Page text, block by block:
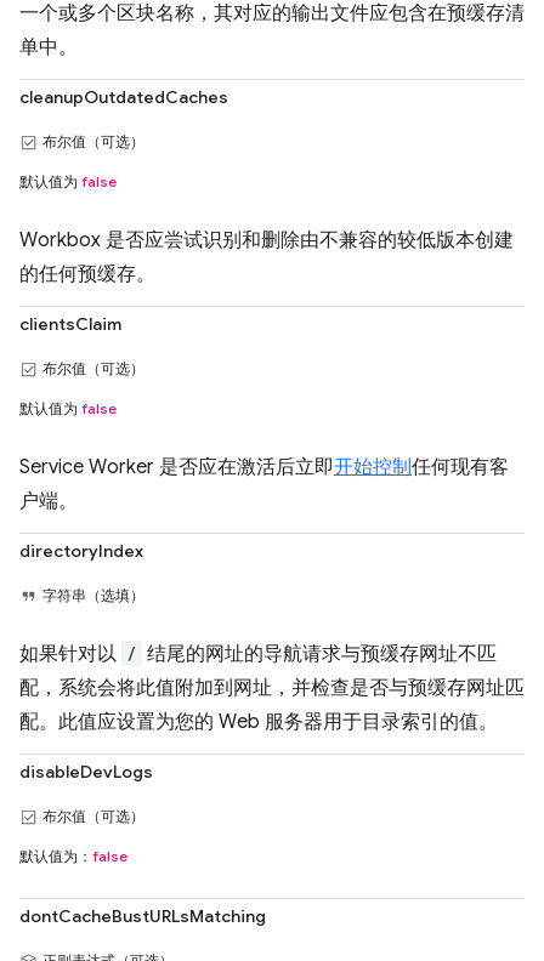
一个或多个区块名称，其对应的输出文件应包含在预缓存清
单中。
cleanupOutdatedCaches
布尔值（可选）
默认值为 false
Workbox 是否应尝试识别和删除由不兼容的较低版本创建
的任何预缓存。
clientsClaim
布尔值（可选）
默认值为 false
Service Worker 是否应在激活后立即开始控制任何现有客
户端。
directoryIndex
字符串（选填）
如果针对以 / 结尾的网址的导航请求与预缓存网址不匹
配，系统会将此值附加到网址，并检查是否与预缓存网址匹
配。此值应设置为您的 Web 服务器用于目录索引的值。
disableDevLogs
布尔值（可选）
默认值为： false
dontCacheBustURLsMatching